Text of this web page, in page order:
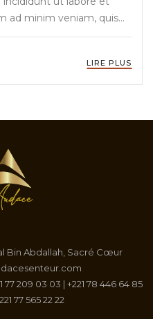
ad minim veniam, quis
nisi ut aliquip ex ea
LIRE PLUS
Bin Abdallah, Sacré Cœur
77 209 03 03 | +221 78 446 64 85
77 565 22 22